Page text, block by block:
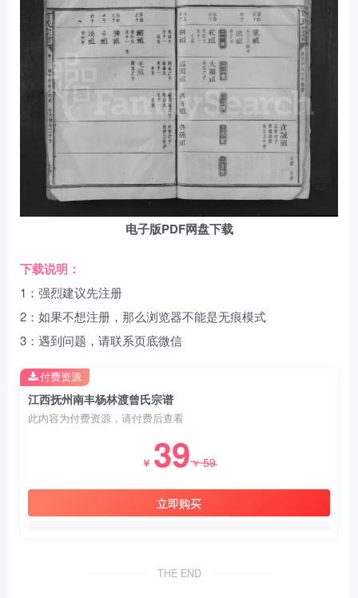
电子版PDF网盘下载
下载说明：
1：强烈建议先注册
2：如果不想注册，那么浏览器不能是无痕模式
3：遇到问题，请联系页底微信
江西抚州南丰杨林渡曾氏宗谱
此内容为付费资源，请付费后查看
￥ 39￥59
立即购买
付费资源
THE END